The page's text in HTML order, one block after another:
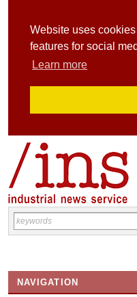
Website uses
features for social
Learn more
NAVIGATION